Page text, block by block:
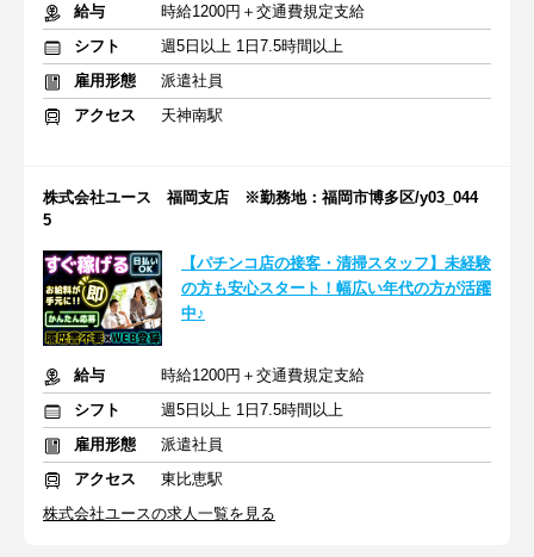
給与
時給1200円＋交通費規定支給
シフト
週5日以上 1日7.5時間以上
雇用形態
派遣社員
アクセス
天神南駅
株式会社ユース 福岡支店 ※勤務地：福岡市博多区/y03_044
5
【パチンコ店の接客・清掃スタッフ】未経験
の方も安心スタート！幅広い年代の方が活躍
中♪
給与
時給1200円＋交通費規定支給
シフト
週5日以上 1日7.5時間以上
雇用形態
派遣社員
アクセス
東比恵駅
株式会社ユースの求人一覧を見る